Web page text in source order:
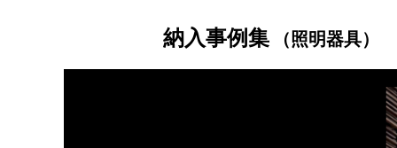
納入事例集 （照明器具）